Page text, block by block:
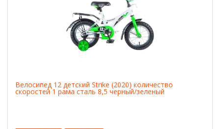
Велосипед 12 детский Strike (2020) количество
скоростей 1 рама сталь 8,5 черный/зеленый